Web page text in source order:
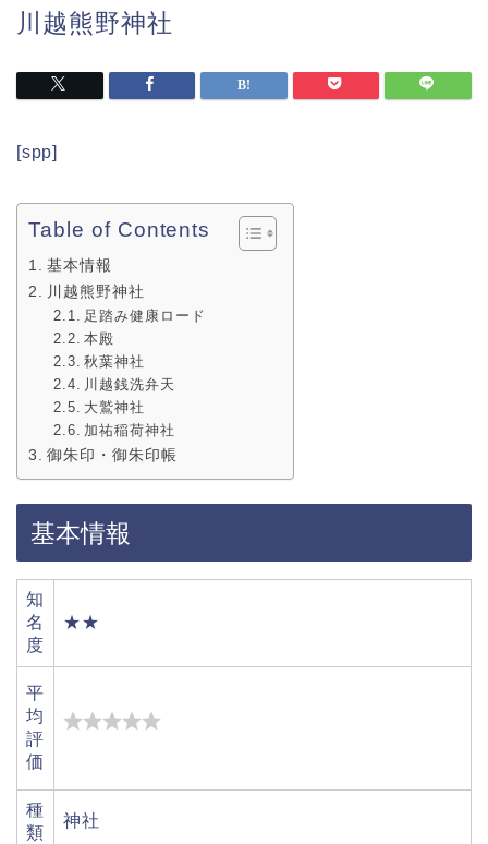
川越熊野神社
[spp]
Table of Contents
基本情報
川越熊野神社
足踏み健康ロード
本殿
秋葉神社
川越銭洗弁天
大鷲神社
加祐稲荷神社
御朱印・御朱印帳
基本情報
知
名
度
★★
平
均
評
価
種
類
神社